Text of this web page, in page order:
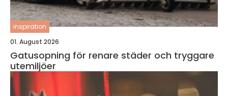
inspiration
01. August 2026
Gatusopning för renare städer och tryggare
utemiljöer